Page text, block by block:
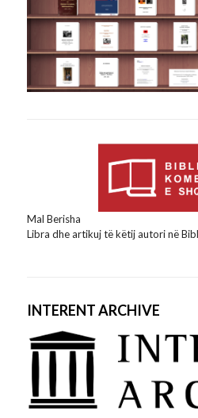
Mal Berisha
Libra dhe artikuj të këtij autori në
INTERENT ARCHIVE